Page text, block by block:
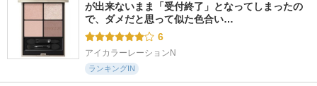
が出来ないまま「受付終了」となってしまったの
で、ダメだと思って似た色合い…
6
アイカラーレーションN
ランキングIN